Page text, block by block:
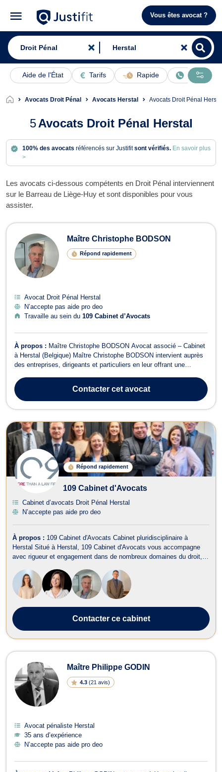
Vous êtes avocat ?
Aide de l'État Tarifs Rapide En ligne
Avocats Droit Pénal Avocats Herstal Avocats Droit Pénal
5 Avocats Droit Pénal Herstal
100% des avocats référencés sur Justifitsont vérifiés. En savoir plus
>
Les avocats ci-dessous compétents en Droit Pénal interviennent
sur le Barreau de Liège-Huy et sont disponibles pour vous
assister.
Avocats en Droit Pénal à Herstal
Maître Christophe BODSON
Répond rapidement
Avocat Droit Pénal Herstal
N’accepte pas aide pro deo
Travaille au sein du 109 Cabinet d’Avocats
À propos : Maître Christophe BODSON Avocat associé – Cabinet
à Herstal (Belgique) Maître Christophe BODSON intervient auprès
des entreprises, dirigeants et particuliers en leur offrant une
conseil qu’en contentieux. 🔹 Domaines d’intervention : Droit
commercial et de la con...Contactercet avocat
Répond rapidement
109 Cabinet d'Avocats
Cabinet d’avocats Droit Pénal Herstal
N’accepte pas aide pro deo
À propos : 109 Cabinet d'Avocats Cabinet pluridisciplinaire à
Herstal Situé à Herstal, 109 Cabinet d'Avocats vous accompagne
avec rigueur et engagement dans de nombreux domaines du droit,
Nos principaux domaines d’intervention : Droit commercial & de la
concurrence D...
Contacterce cabinet
Maître Philippe GODIN
4.3 (21 avis)
Avocat pénaliste Herstal
35 ans d’expérience
N’accepte pas aide pro deo